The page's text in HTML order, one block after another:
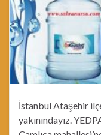
İstanbul Ataşehir
yakınındayız.